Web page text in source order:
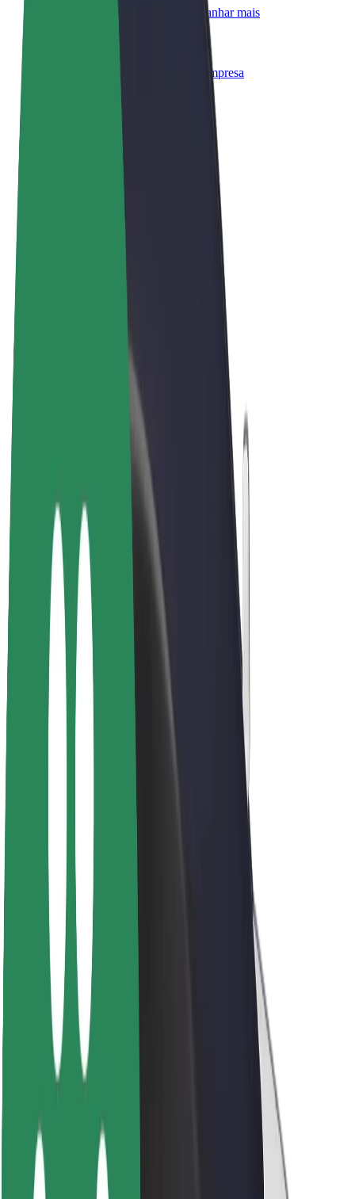
Adicione a sua frota à Bolt para ganhar mais
Bolt for Business
Produtos da Bolt ajustados à sua empresa
Bolt Plus
Ganhe com a Bolt
Motoristas
Ganhos de motorista
Estafetas
Ganhos de estafeta
Comerciantes Bolt Food
Frotas
Projeto Zero
Blog
Sala de imprensa
Diretrizes da marca
Missão
Relações com investidores
Liderança
Marca
Fundo Urbano
Segurança dos passageiros